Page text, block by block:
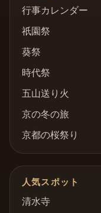
行事カレンダー
祇園祭
葵祭
時代祭
五山送り火
京の冬の旅
京都の桜祭り
人気スポット
清水寺